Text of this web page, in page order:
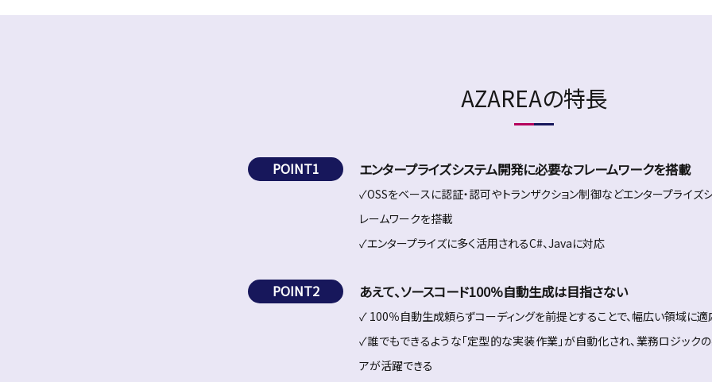
AZAREAの特長
POINT1 エンタープライズシステム開発に必要なフレームワークを搭載
✓OSSをベースに認証・認可やトランザクション制御などエンタープライズ
レームワークを搭載
✓エンタープライズに多く活用されるC#、Javaに対応
POINT2 あえて、ソースコード100％自動生成は目指さない
✓ 100％自動生成頼らずコーディングを前提とすることで、幅広い領域に
✓誰でもできるような「定型的な実装作業」が自動化され、業務ロジック
アが活躍できる